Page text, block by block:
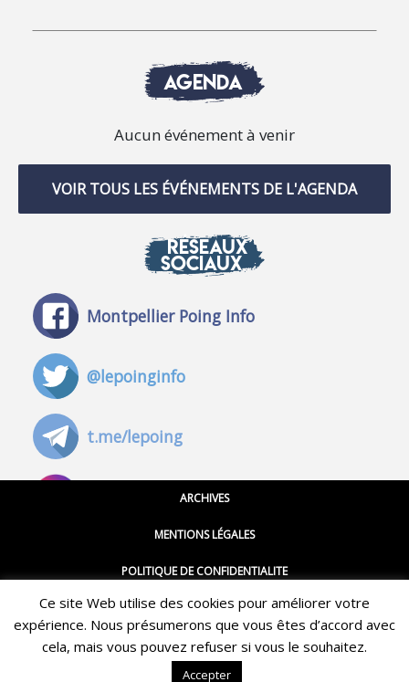
AGENDA
Aucun événement à venir
VOIR TOUS LES ÉVÉNEMENTS DE L'AGENDA
RÉSEAUX
SOCIAUX
Montpellier Poing Info
@lepoinginfo
t.me/lepoing
@montpellierpoinginfo
@LePoingMontpellier
ARCHIVES
MENTIONS LÉGALES
POLITIQUE DE CONFIDENTIALITE
CGU
CONTACT
Restez informé·e des dernières actualités du Poing !
ABONNEZ-VOUS À LA NEWSLETTER
Ce site Web utilise des cookies pour améliorer votre
expérience. Nous présumerons que vous êtes d’accord avec
cela, mais vous pouvez refuser si vous le souhaitez.
Accepter